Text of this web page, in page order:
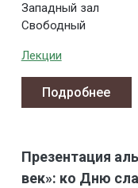
Западный зал
Свободный
Лекции
Подробнее
Презентация
век»: ко Дню